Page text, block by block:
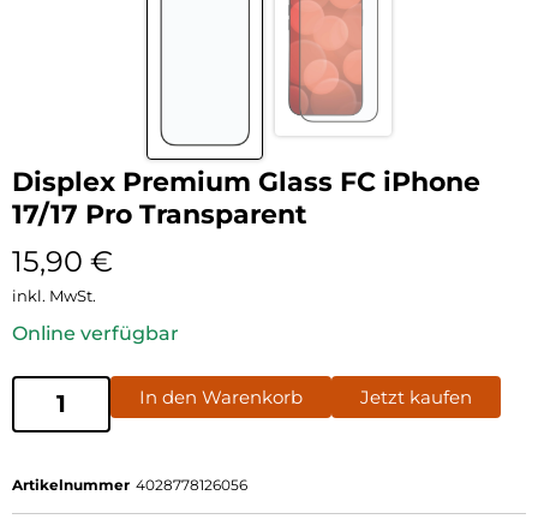
Displex Premium Glass FC iPhone
17/17 Pro Transparent
15,90 €
inkl. MwSt.
Online verfügbar
In den Warenkorb Jetzt kaufen
Artikelnummer 4028778126056